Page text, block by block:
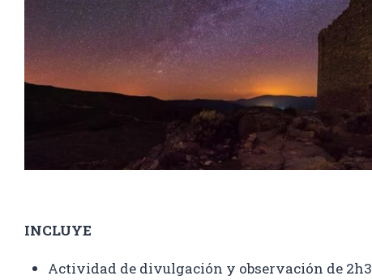
INCLUYE
Actividad de divulgación y observación de